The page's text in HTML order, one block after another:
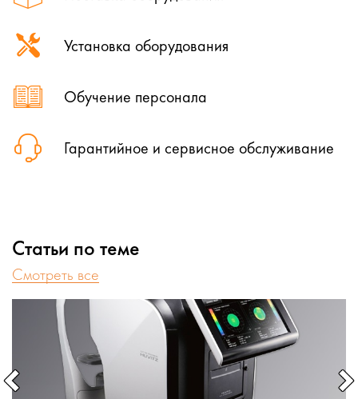
Установка оборудования
Обучение персонала
Гарантийное и сервисное обслуживание
Статьи по теме
Cмотреть все